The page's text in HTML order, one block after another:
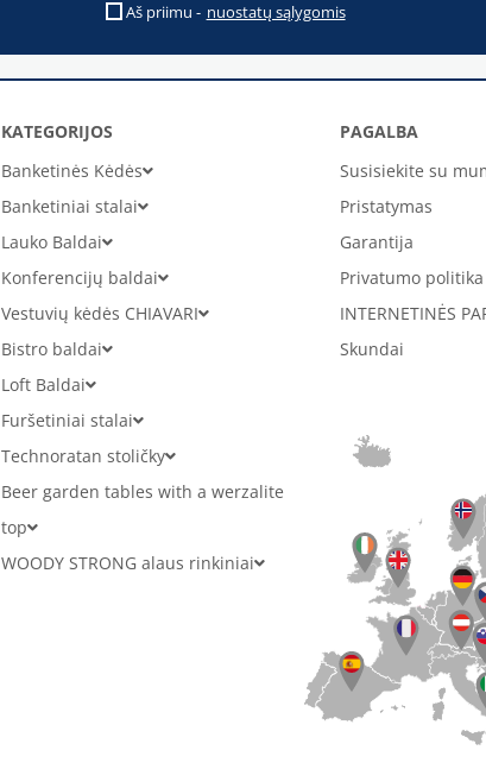
Aš priimu - nuostatų sąlygomis
KATEGORIJOS
Banketinės Kėdės
Banketiniai stalai
Lauko Baldai
Konferencijų baldai
Vestuvių kėdės CHIAVARI
Bistro baldai
Loft Baldai
Furšetiniai stalai
Technoratan stoličky
Beer garden tables with a werzalite
top
WOODY STRONG alaus rinkiniai
PAGALBA
Susisiekite su
Pristatymas
Garantija
Privatumo politika
INTERNETINĖS
Skundai